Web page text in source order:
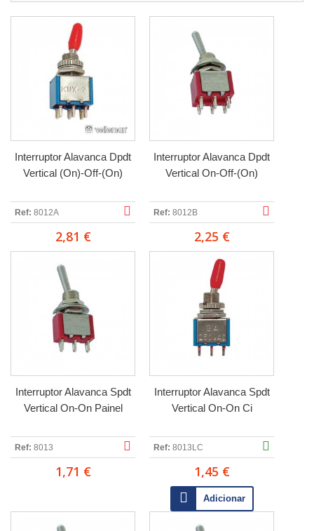
Interruptor Alavanca Dpdt
Vertical (On)-Off-(On)
Ref: 8012A
2,81 €
Interruptor Alavanca Dpdt
Vertical On-Off-(On)
Ref: 8012B
2,25 €
Interruptor Alavanca Spdt
Vertical On-On Painel
Ref: 8013
1,71 €
Interruptor Alavanca Spdt
Vertical On-On Ci
Ref: 8013LC
1,45 €
Adicionar